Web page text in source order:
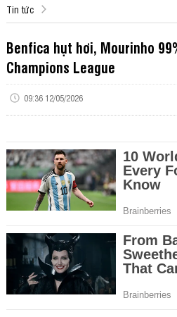
Tin tức
Benfica hụt hơi, Mourinho
Champions League
09:36 12/05/2026